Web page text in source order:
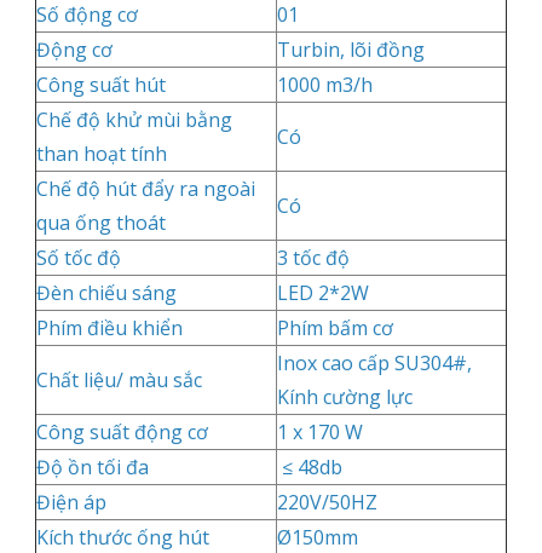
Số động cơ
01
Động cơ
Turbin, lõi đồng
Công suất hút
1000 m3/h
Chế độ khử mùi bằng
than hoạt tính
Có
Chế độ hút đẩy ra ngoài
qua ống thoát
Có
Số tốc độ
3 tốc độ
Đèn chiếu sáng
LED 2*2W
Phím điều khiển
Phím bấm cơ
Chất liệu/ màu sắc
Inox cao cấp SU304#,
Kính cường lực
Công suất động cơ
1 x 170 W
Độ ồn tối đa
≤ 48db
Điện áp
220V/50HZ
Kích thước ống hút
Ø150mm